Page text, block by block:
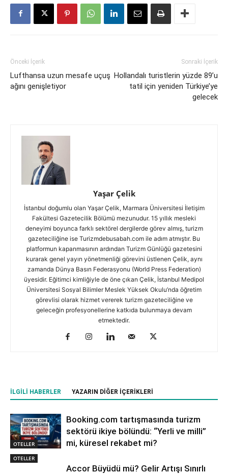
Önceki İçerik
Lufthansa uzun mesafe uçuş
ağını genişletiyor
Sonraki İçerik
Hollandalı turistlerin yüzde 89’u
tatil için yeniden Türkiye’ye
gelecek
Yaşar Çelik
İstanbul doğumlu olan Yaşar Çelik, Marmara Üniversitesi İletişim
Fakültesi Gazetecilik Bölümü mezunudur. 15 yıllık mesleki
deneyimi boyunca farklı sektörel dergilerde görev almış, turizm
gazeteciliğine ise Turizmdebusabah.com ile adım atmıştır. Bu
platformun kapanmasının ardından Turizm Günlüğü gazetesini
kurarak genel yayın yönetmenliği görevini üstlenen Çelik, aynı
zamanda Dünya Basın Federasyonu (World Press Federation)
üyesidir. Eğitimci kimliğiyle de öne çıkan Çelik, İstanbul Medipol
Üniversitesi Sosyal Bilimler Meslek Yüksek Okulu’nda öğretim
görevlisi olarak hizmet vererek turizm gazeteciliğine ve
geleceğin profesyonellerine katkıda bulunmaya devam
etmektedir.
İLGILI HABERLER YAZARIN DIĞER İÇERIKLERI
OTELLER
Booking.com tartışmasında turizm
sektörü ikiye bölündü: “Yerli ve milli”
mi, küresel rekabet mi?
OTELLER
Accor Büyüdü mü? Gelir Artışı Sınırlı